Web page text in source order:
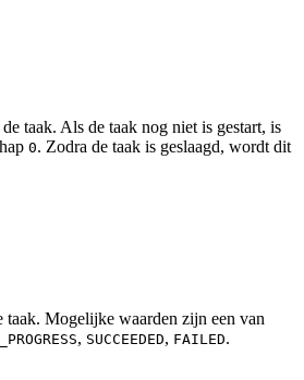
taak. Als de taak nog niet is gestart, is
0. Zodra de taak is geslaagd, wordt dit
taak. Mogelijke waarden zijn een van
, SUCCEEDED, FAILED.